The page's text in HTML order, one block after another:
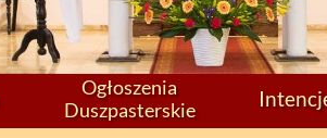
Ogłoszenia
Duszpasterskie